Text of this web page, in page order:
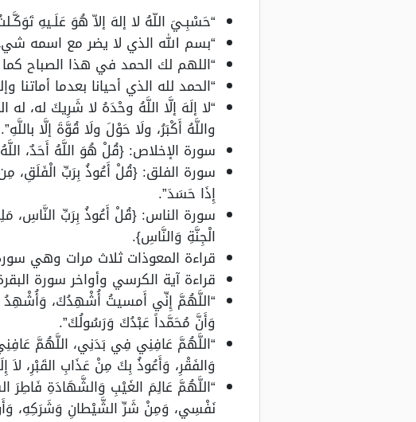
“حَسْبِـيَ اللّهُ لا إلهَ إلاّ هُوَ عَلَـيهِ
“بسم الله الذي لا يضر مع اسمه
“اللهم لك الحمد في هذا الصباح
“الحمد لله الذي أحيانا بعدما أماتنا
“لا إلَهَ إلَّا اللَّهُ وحْدَهُ لا شَرِيكَ له،
واللَّهُ أَكْبَرُ، ولَا حَوْلَ ولَا قُوَّةَ إلَّا باللَّهِ”.
سورة الإخلاص: {قُلْ هُوَ اللَّهُ أَحَدٌ،
سورة الفلق: {قُلْ أَعُوذُ بِرَبِّ
إِذَا حَسَدَ”.
سورة الناس: {قُلْ أَعُوذُ بِرَبِّ النَّاسِ،
الْجِنَّةِ وَالنَّاسِ}.
قراءة المعوذات ثلاث مرات وهي
قراءة آية الكرسي وأواخر سورة
“اللَّهُمَّ إِنِّي أَمسيتُ أُشْهِدُكَ، وَأُشْهِدُ
وَأَنَّ مُحَمَّداً عَبْدُكَ وَرَسُولُكَ”.
“اللَّهُمَّ عَافِنِي فِي بَدَنِي، اللَّهُمَّ
وَالفَقْرِ، وَأَعُوذُ بِكَ مِنْ عَذَابِ القَبْرِ، لاَ
“اللَّهُمَّ عَالِمَ الغَيْبِ وَالشَّهَادَةِ
نَفْسِي، وَمِنْ شَرِّ الشَّيْطانِ وَشَرَكِهِ،